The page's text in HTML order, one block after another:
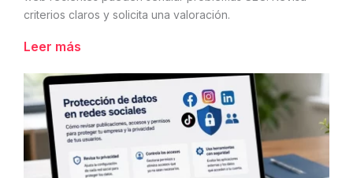
criterios claros y solicita una valoración.
Leer más